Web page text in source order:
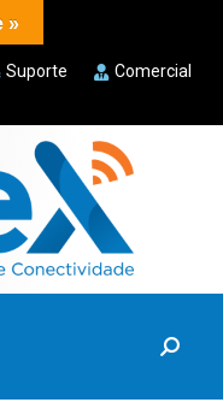
Suporte
Comercial
»